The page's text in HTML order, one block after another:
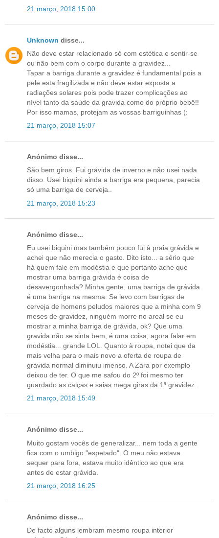
21 março, 2018 15:00
Unknown disse...
Não deve estar relacionado só com estética e sentir-se
ou não bem com o corpo durante a gravidez...
Tapar a barriga durante a gravidez é fundamental pois a
pele esta fragilizada e não deve estar exposta a
radiações solares pois pode trazer complicações ao
nível tanto da saúde da gravida como do próprio bebê!!
Por isso mamas, protejam as vossas barriguinhas (:
21 março, 2018 15:07
Anónimo disse...
São bem giros. Fui grávida de inverno e não usei nada
disso. Usei biquini ainda a barriga era pequena, parecia
só uma barriga de cerveja..
21 março, 2018 15:23
Anónimo disse...
Eu usei biquini mas também pouco fui à praia grávida e
achei que não merecia o gasto. Dito isto... a sério que
há quem fale em modéstia e que portanto ache que
mostrar uma barriga grávida é coisa de
desavergonhada? Minha gente, uma barriga de grávida
é uma barriga na mesma. Se levo com barrigas de
cerveja de homens peludos maiores que a minha com 9
meses de gravidez, ninguém morre no areal se eu
mostrar a minha barriga de grávida, ok? Que uma
gravida não se sinta bem, é uma coisa, agora falar em
modéstia... grande LOL. Quanto à roupa, notei que da
mais velha para o mais novo a oferta de roupa de
grávida normal diminuiu imenso. A Zara por exemplo
deixou de ter. O que me safou do 2º foi mesmo ter
guardado as calças e saias mega giras da 1ª gravidez.
21 março, 2018 15:49
Anónimo disse...
Muito gostam vocês de generalizar... nem toda a gente
fica com o umbigo "espetado". O meu não estava
sequer para fora, estava muito idêntico ao que era
antes de estar grávida.
21 março, 2018 16:25
Anónimo disse...
De facto alguns lembram mesmo roupa interior